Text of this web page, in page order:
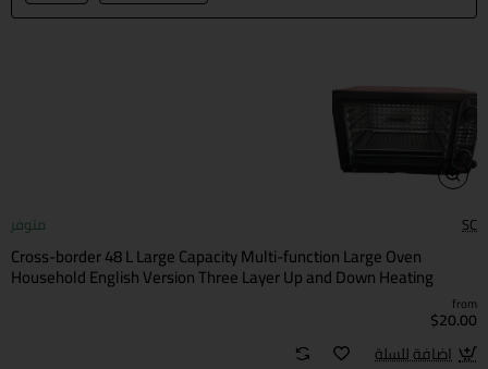
SC متوفر
Cross-border 48 L Large Capacity Multi-function Large Oven
Household English Version Three Layer Up and Down Heating
Baking Wholesale from
$20.00
اضافة للسلة